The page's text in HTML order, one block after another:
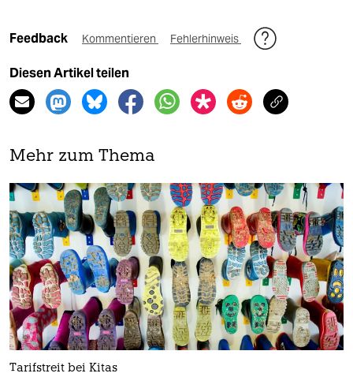
Feedback Kommentieren Fehlerhinweis
Diesen Artikel teilen
Mehr zum Thema
Tarifstreit bei Kitas